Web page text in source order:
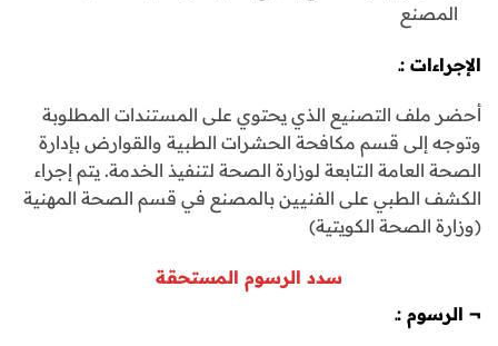
المصنع
الإجراءات :ـ
أحضر ملف التصنيع الذي يحتوي على المستندات المطلوبة
وتوجه إلى قسم مكافحة الحشرات الطبية والقوارض بإدارة
الصحة العامة التابعة لوزارة الصحة لتنفيذ الخدمة. يتم إجراء
الكشف الطبي على الفنيين بالمصنع في قسم الصحة المهنية
(وزارة الصحة الكويتية)
سدد الرسوم المستحقة
¬ الرسوم :ـ